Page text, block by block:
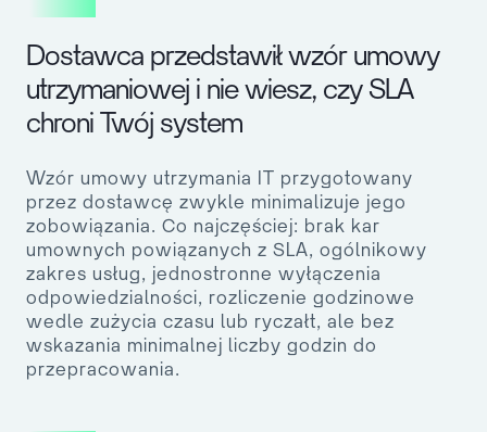
Dostawca przedstawił wzór umowy
utrzymaniowej i nie wiesz, czy SLA
chroni Twój system
Wzór umowy utrzymania IT przygotowany
przez dostawcę zwykle minimalizuje jego
zobowiązania. Co najczęściej: brak kar
umownych powiązanych z SLA, ogólnikowy
zakres usług, jednostronne wyłączenia
odpowiedzialności, rozliczenie godzinowe
wedle zużycia czasu lub ryczałt, ale bez
wskazania minimalnej liczby godzin do
przepracowania.